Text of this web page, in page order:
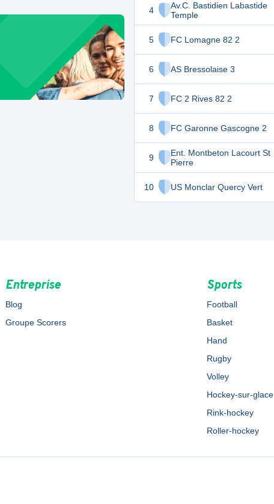
4
Av.C. Bastidien Labastide
Temple
5 FC Lomagne 82 2
6 AS Bressolaise 3
7 FC 2 Rives 82 2
8 FC Garonne Gascogne 2
9
Ent. Montbeton Lacourt St
Pierre
10 US Monclar Quercy Vert
Entreprise
Blog
Groupe Scorers
Sports
Football
Basket
Hand
Rugby
Volley
Hockey-sur-glace
Rink-hockey
Roller-hockey